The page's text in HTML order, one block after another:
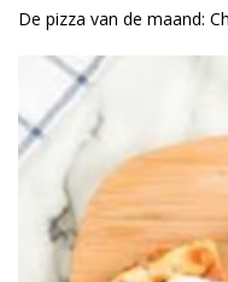
De pizza van de maand: